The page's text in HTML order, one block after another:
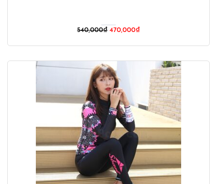
540,000₫ Giá
540,000₫.
470,000₫Giá
là:
470,000₫.